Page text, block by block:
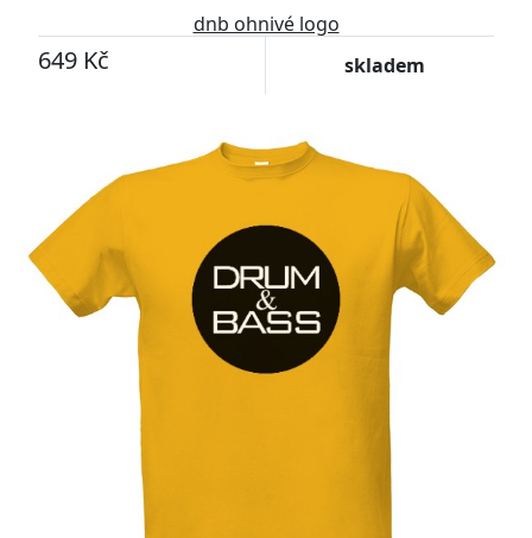
dnb ohnivé logo
649 Kč skladem